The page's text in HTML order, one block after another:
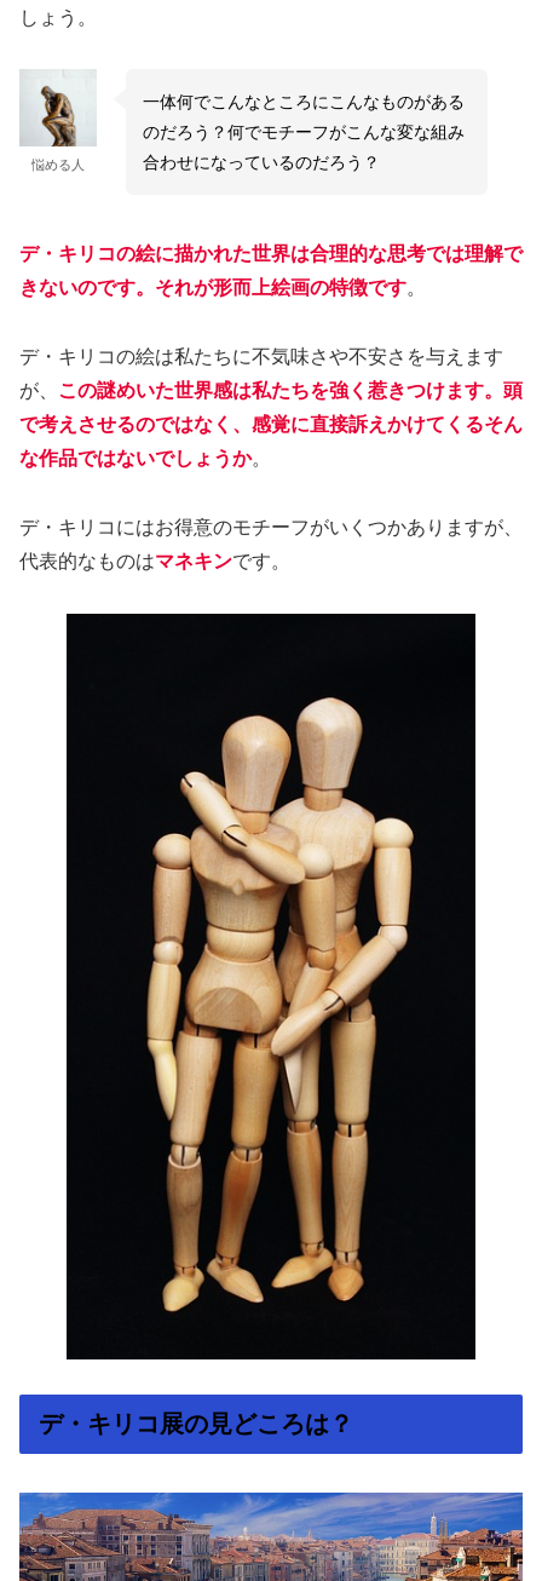
しょう。
悩める人
一体何でこんなところにこんなものがある
のだろう？何でモチーフがこんな変な組み
合わせになっているのだろう？
デ・キリコの絵に描かれた世界は合理的な思考では理解で
きないのです。それが形而上絵画の特徴です。
デ・キリコの絵は私たちに不気味さや不安さを与えます
が、 この謎めいた世界感は私たちを強く惹きつけます。頭
で考えさせるのではなく、感覚に直接訴えかけてくるそん
な作品ではないでしょうか。
デ・キリコにはお得意のモチーフがいくつかありますが、
代表的なものはマネキンです。
デ・キリコ展の見どころは？